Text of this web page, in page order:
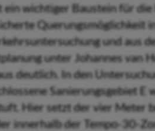
ein wichtiger Baustein für
Querungsmöglichkeit
und aus
unter Johannes van
deutlich. In den
Sanierungsgebiet
Hier setzt der vier Meter
innerhalb der Tempo-30-